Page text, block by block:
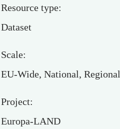
Resource type:
Dataset
Scale:
EU-Wide, National, Regional
Project:
Europa-LAND